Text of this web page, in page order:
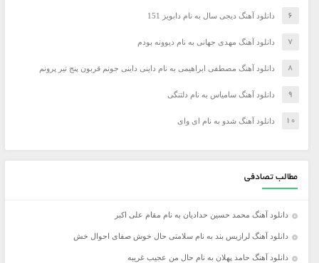
دانلود آهنگ دیجی سال به نام دابویز 151
دانلود آهنگ مهدی جهانی به نام دیوونه بودم
دانلود آهنگ مصطفی ابراهیمی به نام داینی داینی جونم قربون پنج تیر پرونم
دانلود آهنگ سامیاس به نام دلتنگی
دانلود آهنگ شدو به نام ای وای
مطالب تصادفی
دانلود آهنگ محمد حسین حدادیان به نام مقام علی اکبر
دانلود آهنگ لرازیس بند به نام سلامتی حال خوش صفای احوال خش
دانلود آهنگ حامد پهلان به نام حال من عجیب غریبه